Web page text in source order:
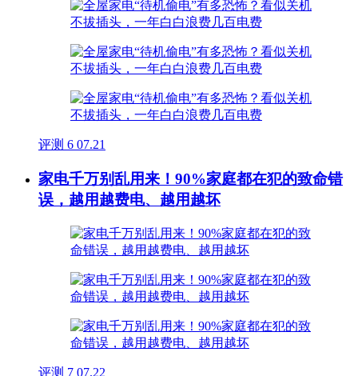
评测 6 07.21
家电千万别乱用来！90%家庭都在犯的致命错
误，越用越费电、越用越坏
评测 7 07.22